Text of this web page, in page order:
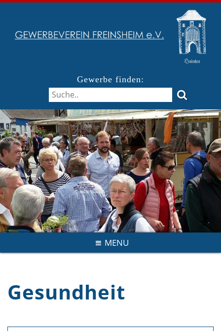
Gewerbe finden:
MENU
Gesundheit